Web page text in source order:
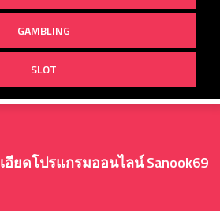
GAMBLING
SLOT
อียดโปรแกรมออนไลน์ Sanook69